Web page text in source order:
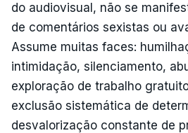
do audiovisual, não se
de comentários sexistas ou
Assume muitas faces:
intimidação, silenciamento,
exploração de trabalho
exclusão sistemática de
desvalorização constante de